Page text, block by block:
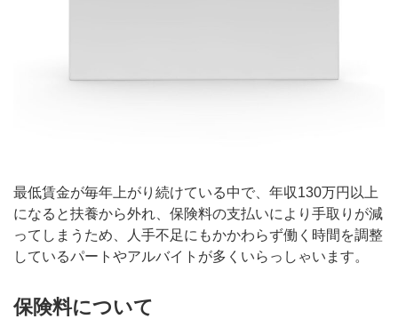
最低賃金が毎年上がり続けている中で、年収130万円以上
になると扶養から外れ、保険料の支払いにより手取りが減
ってしまうため、人手不足にもかかわらず働く時間を調整
しているパートやアルバイトが多くいらっしゃいます。
保険料について